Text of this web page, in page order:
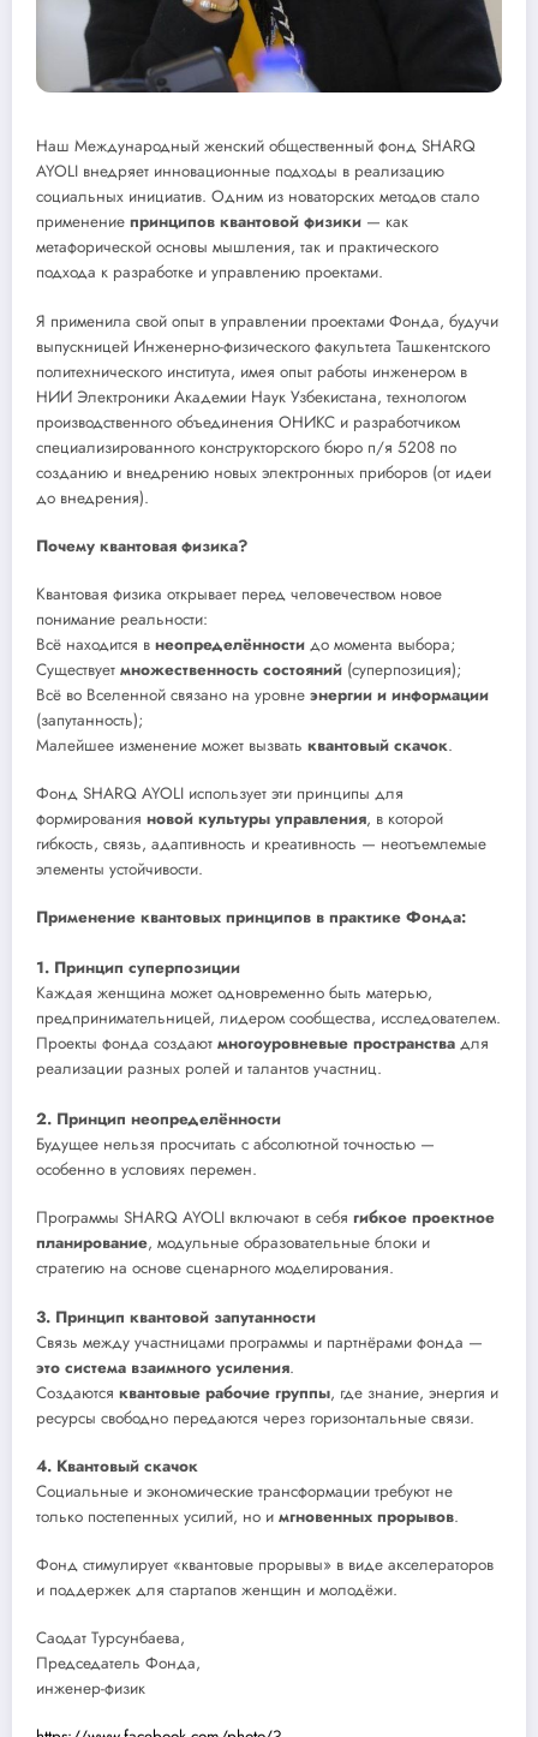
Наш Международный женский общественный фонд SHARQ
AYOLI внедряет инновационные подходы в реализацию
социальных инициатив. Одним из новаторских методов стало
применение принципов квантовой физики — как
метафорической основы мышления, так и практического
подхода к разработке и управлению проектами.
Я применила свой опыт в управлении проектами Фонда, будучи
выпускницей Инженерно-физического факультета Ташкентского
политехнического института, имея опыт работы инженером в
НИИ Электроники Академии Наук Узбекистана, технологом
производственного объединения ОНИКС и разработчиком
специализированного конструкторского бюро п/я 5208 по
созданию и внедрению новых электронных приборов (от идеи
до внедрения).
Почему квантовая физика?
Квантовая физика открывает перед человечеством новое
понимание реальности:
Всё находится в неопределённости до момента выбора;
Существует множественность состояний (суперпозиция);
Всё во Вселенной связано на уровне энергии и информации
(запутанность);
Малейшее изменение может вызвать квантовый скачок.
Фонд SHARQ AYOLI использует эти принципы для
формирования новой культуры управления, в которой
гибкость, связь, адаптивность и креативность — неотъемлемые
элементы устойчивости.
Применение квантовых принципов в практике Фонда:
1. Принцип суперпозиции
Каждая женщина может одновременно быть матерью,
предпринимательницей, лидером сообщества, исследователем.
Проекты фонда создают многоуровневые пространства для
реализации разных ролей и талантов участниц.
2. Принцип неопределённости
Будущее нельзя просчитать с абсолютной точностью —
особенно в условиях перемен.
Программы SHARQ AYOLI включают в себя гибкое проектное
планирование, модульные образовательные блоки и
стратегию на основе сценарного моделирования.
3. Принцип квантовой запутанности
Связь между участницами программы и партнёрами фонда —
это система взаимного усиления.
Создаются квантовые рабочие группы, где знание, энергия и
ресурсы свободно передаются через горизонтальные связи.
4. Квантовый скачок
Социальные и экономические трансформации требуют не
только постепенных усилий, но и мгновенных прорывов.
Фонд стимулирует «квантовые прорывы» в виде акселераторов
и поддержек для стартапов женщин и молодёжи.
Саодат Турсунбаева,
Председатель Фонда,
инженер-физик